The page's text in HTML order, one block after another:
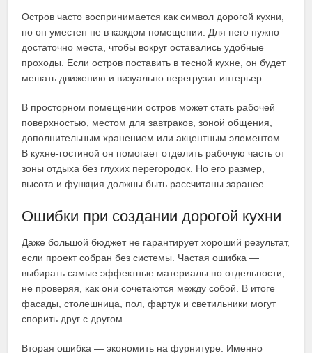
Остров часто воспринимается как символ дорогой кухни,
но он уместен не в каждом помещении. Для него нужно
достаточно места, чтобы вокруг оставались удобные
проходы. Если остров поставить в тесной кухне, он будет
мешать движению и визуально перегрузит интерьер.
В просторном помещении остров может стать рабочей
поверхностью, местом для завтраков, зоной общения,
дополнительным хранением или акцентным элементом.
В кухне-гостиной он помогает отделить рабочую часть от
зоны отдыха без глухих перегородок. Но его размер,
высота и функция должны быть рассчитаны заранее.
Ошибки при создании дорогой кухни
Даже большой бюджет не гарантирует хороший результат,
если проект собран без системы. Частая ошибка —
выбирать самые эффектные материалы по отдельности,
не проверяя, как они сочетаются между собой. В итоге
фасады, столешница, пол, фартук и светильники могут
спорить друг с другом.
Вторая ошибка — экономить на фурнитуре. Именно